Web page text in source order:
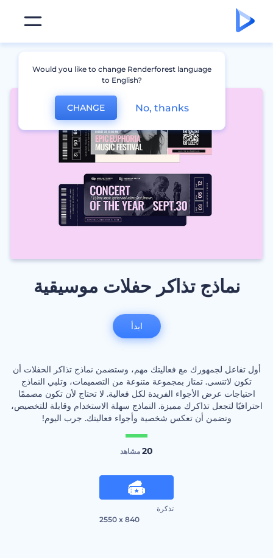
نماذج تذاكر حفلات موسيقية
أول تفاعل لجمهورك مع فعاليتك مهم، وستضمن نماذج تذاكر الحفلات أن
تكون لاتنسى. تمتاز بمجموعة متنوعة من التصميمات، وتلبي النماذج
احتياجات عرض الأجواء الفريدة لكل فعالية. لا تحتاج لأن تكون مصممًا
احترافيًا لتجعل تذاكرك مميزة. النماذج سهلة الاستخدام وقابلة للتخصيص،
وتضمن أن تعكس شخصية وأجواء فعاليتك. جرب اليوم!
20 مشاهد
تذكرة
2550 x 840
ابدأ
Would you like to change Renderforest language
to English?
CHANGE No, thanks